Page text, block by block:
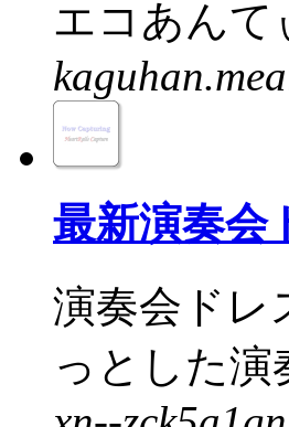
エコあんて
最新演奏会
演奏会ドレ
っとした演